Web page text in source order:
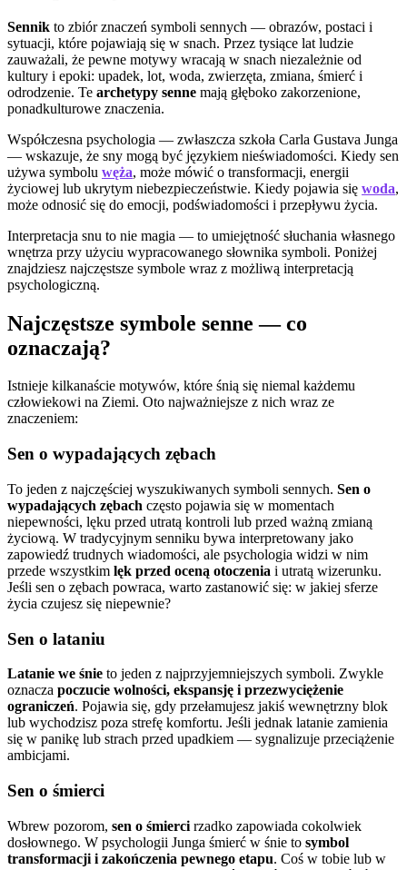
Sennik to zbiór znaczeń symboli sennych — obrazów, postaci i
sytuacji, które pojawiają się w snach. Przez tysiące lat ludzie
zauważali, że pewne motywy wracają w snach niezależnie od
kultury i epoki: upadek, lot, woda, zwierzęta, zmiana, śmierć i
odrodzenie. Te archetypy senne mają głęboko zakorzenione,
ponadkulturowe znaczenia.
Współczesna psychologia — zwłaszcza szkoła Carla Gustava Junga
— wskazuje, że sny mogą być językiem nieświadomości. Kiedy sen
używa symbolu węża, może mówić o transformacji, energii
życiowej lub ukrytym niebezpieczeństwie. Kiedy pojawia się woda,
może odnosić się do emocji, podświadomości i przepływu życia.
Interpretacja snu to nie magia — to umiejętność słuchania własnego
wnętrza przy użyciu wypracowanego słownika symboli. Poniżej
znajdziesz najczęstsze symbole wraz z możliwą interpretacją
psychologiczną.
Najczęstsze symbole senne — co
oznaczają?
Istnieje kilkanaście motywów, które śnią się niemal każdemu
człowiekowi na Ziemi. Oto najważniejsze z nich wraz ze
znaczeniem:
Sen o wypadających zębach
To jeden z najczęściej wyszukiwanych symboli sennych. Sen o
wypadających zębach często pojawia się w momentach
niepewności, lęku przed utratą kontroli lub przed ważną zmianą
życiową. W tradycyjnym senniku bywa interpretowany jako
zapowiedź trudnych wiadomości, ale psychologia widzi w nim
przede wszystkim lęk przed oceną otoczenia i utratą wizerunku.
Jeśli sen o zębach powraca, warto zastanowić się: w jakiej sferze
życia czujesz się niepewnie?
Sen o lataniu
Latanie we śnie to jeden z najprzyjemniejszych symboli. Zwykle
oznacza poczucie wolności, ekspansję i przezwyciężenie
ograniczeń. Pojawia się, gdy przełamujesz jakiś wewnętrzny blok
lub wychodzisz poza strefę komfortu. Jeśli jednak latanie zamienia
się w panikę lub strach przed upadkiem — sygnalizuje przeciążenie
ambicjami.
Sen o śmierci
Wbrew pozorom, sen o śmierci rzadko zapowiada cokolwiek
dosłownego. W psychologii Junga śmierć w śnie to symbol
transformacji i zakończenia pewnego etapu. Coś w tobie lub w